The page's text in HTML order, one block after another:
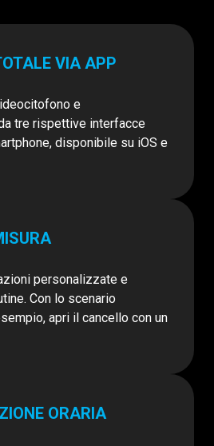
VIA APP
e
tre rispettive interfacce
disponibile su iOS e
personalizzate e
Con lo scenario
apri il cancello con un
ORARIA